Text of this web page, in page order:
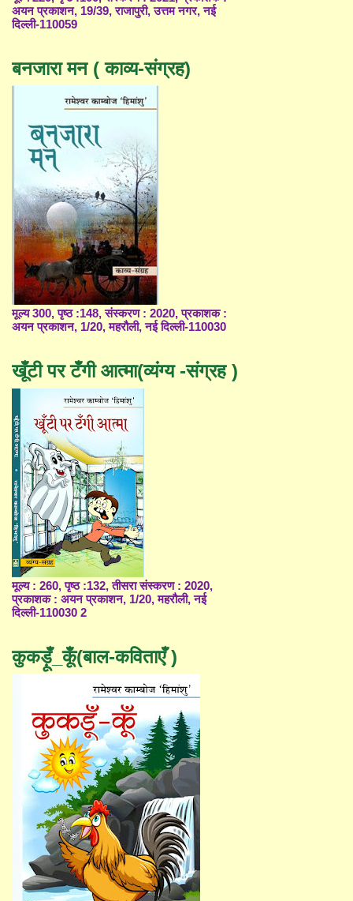
अयन प्रकाशन, 19/39, राजापुरी, उत्तम नगर, नई
दिल्ली-110059
बनजारा मन ( काव्य-संग्रह)
मूल्य 300, पृष्ठ :148, संस्करण : 2020, प्रकाशक :
अयन प्रकाशन, 1/20, महरौली, नई दिल्ली-110030
खूँटी पर टँगी आत्मा(व्यंग्य -संग्रह )
मूल्य : 260, पृष्ठ :132, तीसरा संस्करण : 2020,
प्रकाशक : अयन प्रकाशन, 1/20, महरौली, नई
दिल्ली-110030 2
कुकड़ूँ_कूँ(बाल-कविताएँ )